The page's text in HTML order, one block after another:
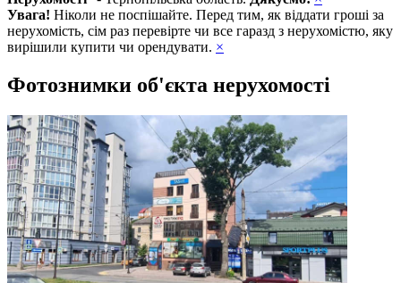
Увага! Ніколи не поспішайте. Перед тим, як віддати гроші за
нерухомість, сім раз перевірте чи все гаразд з нерухомістю, яку
вирішили купити чи орендувати. ×
Фотознимки об'єкта нерухомості